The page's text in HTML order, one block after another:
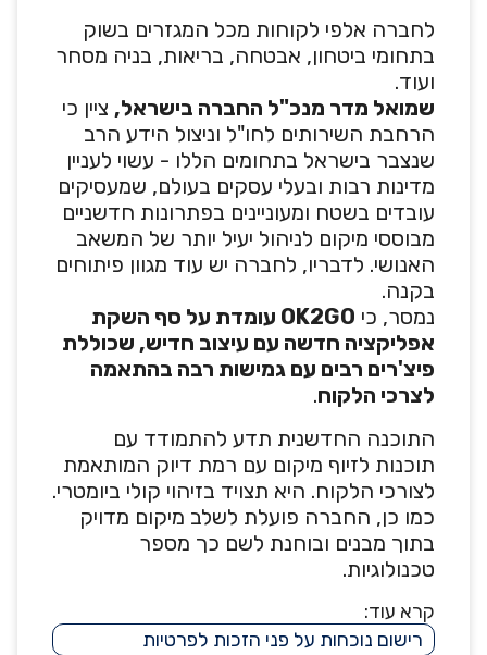
לחברה אלפי לקוחות מכל המגזרים בשוק
בתחומי ביטחון, אבטחה, בריאות, בניה מסחר
ועוד.
שמואל מדר מנכ"ל החברה בישראל, ציין כי
הרחבת השירותים לחו"ל וניצול הידע הרב
שנצבר בישראל בתחומים הללו - עשוי לעניין
מדינות רבות ובעלי עסקים בעולם, שמעסיקים
עובדים בשטח ומעוניינים בפתרונות חדשניים
מבוססי מיקום לניהול יעיל יותר של המשאב
האנושי. לדבריו, לחברה יש עוד מגוון פיתוחים
בקנה.
נמסר, כי
OK2GO עומדת על סף השקת
אפליקציה חדשה עם עיצוב חדיש, שכוללת
פיצ'רים רבים עם גמישות רבה בהתאמה
לצרכי הלקוח.
התוכנה החדשנית תדע להתמודד עם
תוכנות לזיוף מיקום עם רמת דיוק המותאמת
לצורכי הלקוח. היא תצויד בזיהוי קולי ביומטרי.
כמו כן, החברה פועלת לשלב מיקום מדויק
בתוך מבנים ובוחנת לשם כך מספר
טכנולוגיות.
קרא עוד:
רישום נוכחות על פני הזכות לפרטיות